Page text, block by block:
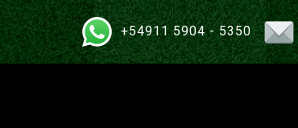
+54911 5904 - 5350